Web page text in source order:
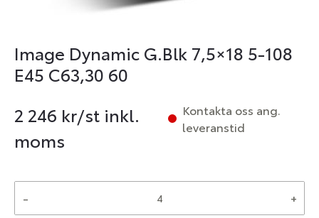
Image Dynamic G.Blk 7,5×18 5-108
E45 C63,30 60
2 246 kr/st inkl.
moms
Kontakta oss ang.
leveranstid
- +